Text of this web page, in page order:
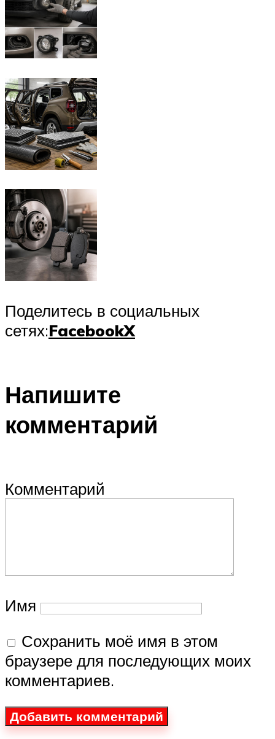
Поделитесь в социальных
сетях:FacebookX
Напишите
комментарий
Комментарий
Имя
Сохранить моё имя в этом
браузере для последующих моих
комментариев.